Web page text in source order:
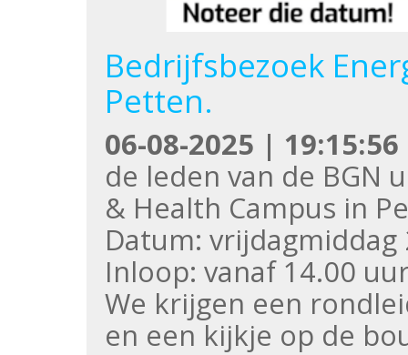
Bedrijfsbezoek
Petten.
06-08-2025 | 19:15:56
de leden van de BGN
& Health Campus in
Datum:
Inloop: vanaf 14.00
We krijgen een
en een kijkje op de